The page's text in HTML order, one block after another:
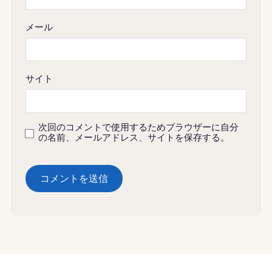
メール
サイト
次回のコメントで使用するためブラウザーに自分
の名前、メールアドレス、サイトを保存する。